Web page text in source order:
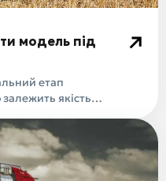
модель під
етап
якість